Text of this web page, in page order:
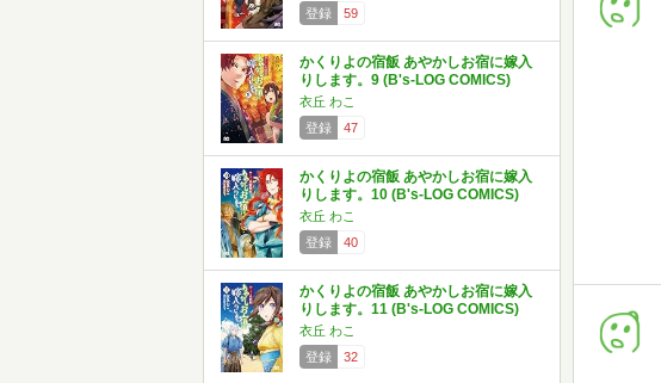
登録
59
かくりよの宿飯 あやかしお宿に嫁入
りします。9 (B's-LOG COMICS)
衣丘 わこ
登録
47
かくりよの宿飯 あやかしお宿に嫁入
りします。10 (B's-LOG COMICS)
衣丘 わこ
登録
40
かくりよの宿飯 あやかしお宿に嫁入
りします。11 (B's-LOG COMICS)
衣丘 わこ
登録
32